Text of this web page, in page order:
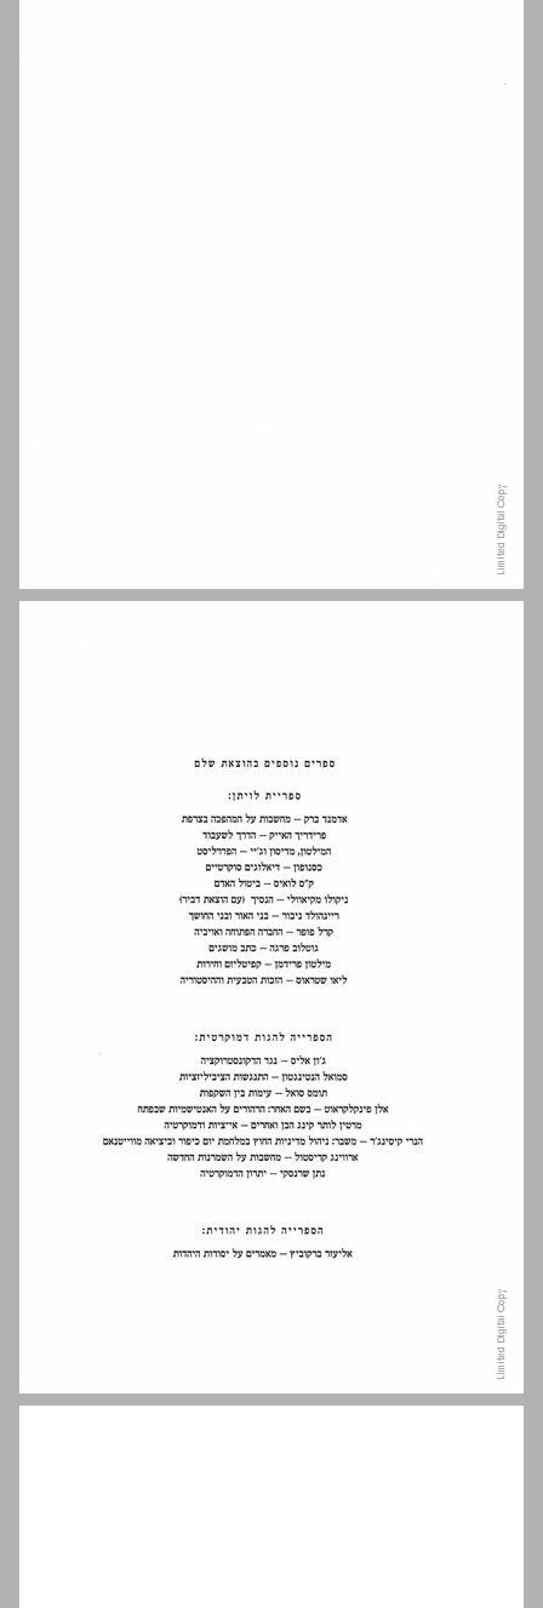
תקציר היצירה הסבר הציור המופיע לפני שער הספר, והוא הקדמת היצירה ... 3